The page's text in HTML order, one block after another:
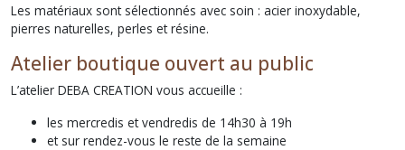
Les matériaux sont sélectionnés avec soin : acier inoxydable,
pierres naturelles, perles et résine.
Atelier boutique ouvert au public
L’atelier DEBA CREATION vous accueille :
les mercredis et vendredis de 14h30 à 19h
et sur rendez-vous le reste de la semaine